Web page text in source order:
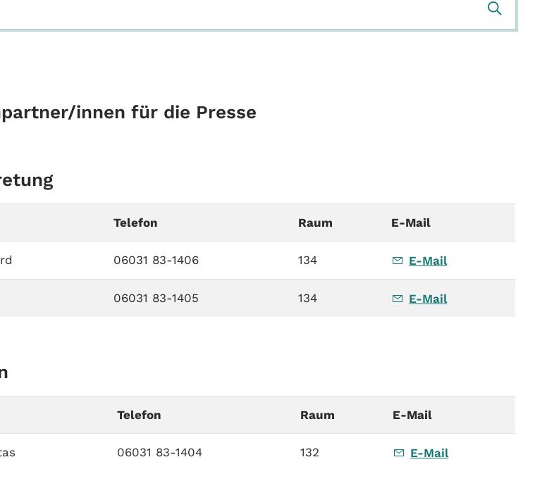
innen für die Presse
Telefon Raum E-Mail
06031 83-1406 134 E-Mail
06031 83-1405 134 E-Mail
Telefon Raum E-Mail
06031 83-1404 132 E-Mail